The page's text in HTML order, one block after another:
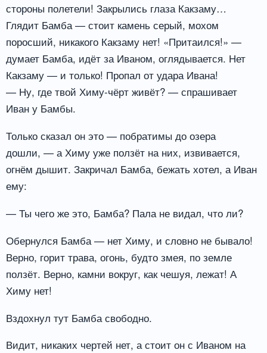
стороны полетели! Закрылись глаза Какзаму…
Глядит Бамба — стоит камень серый, мохом
поросший, никакого Какзаму нет! «Притаился!» —
думает Бамба, идёт за Иваном, оглядывается. Нет
Какзаму — и только! Пропал от удара Ивана!
— Ну, где твой Химу-чёрт живёт? — спрашивает
Иван у Бамбы.
Только сказал он это — побратимы до озера
дошли, — а Химу уже ползёт на них, извивается,
огнём дышит. Закричал Бамба, бежать хотел, а Иван
ему:
— Ты чего же это, Бамба? Пала не видал, что ли?
Обернулся Бамба — нет Химу, и словно не бывало!
Верно, горит трава, огонь, будто змея, по земле
ползёт. Верно, камни вокруг, как чешуя, лежат! А
Химу нет!
Вздохнул тут Бамба свободно.
Видит, никаких чертей нет, а стоит он с Иваном на